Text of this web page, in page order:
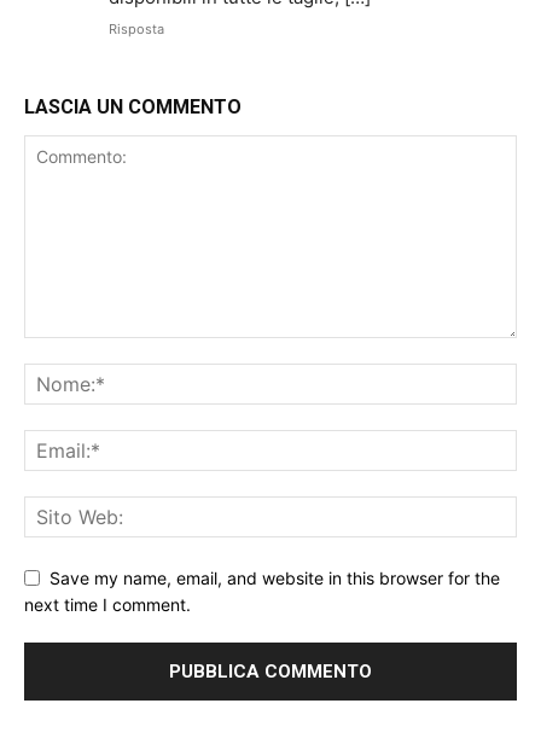
Risposta
LASCIA UN COMMENTO
Save my name, email, and website in this browser for the
next time I comment.